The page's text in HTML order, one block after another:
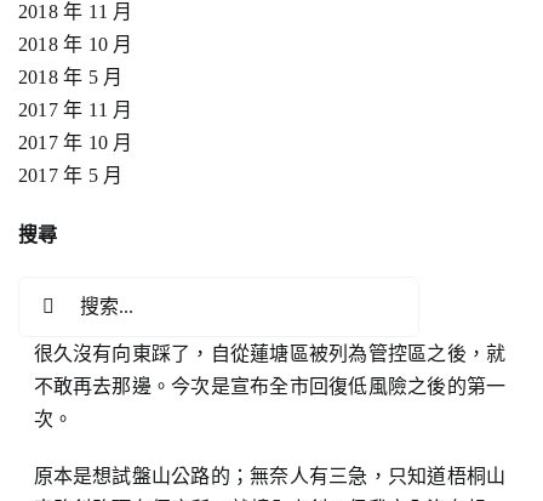
很久沒有向東踩了，自從蓮塘區被列為管控區之後，就
不敢再去那邊。今次是宣布全市回復低風險之後的第一
次。
原本是想試盤山公路的；無奈人有三急，只知道梧桐山
2018 年 11 月
2018 年 10 月
2018 年 5 月
2017 年 11 月
2017 年 10 月
2017 年 5 月
搜尋
結
果：